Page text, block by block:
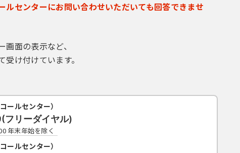
センターにお問い合わせいただいても回答できませ
面の表示など、
け付けています。
ールセンター）
リーダイヤル)
年末年始を除く
ールセンター）